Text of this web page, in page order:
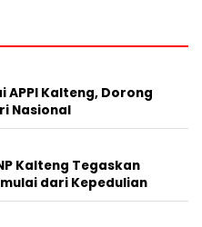
APPI Kalteng, Dorong
Nasional
Kalteng Tegaskan
dari Kepedulian